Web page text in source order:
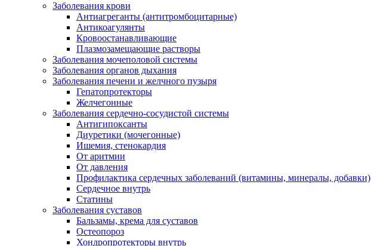
Заболевания крови
Антиагреганты (антитромбоцитарные)
Антикоагулянты
Кровоостанавливающие
Плазмозамещающие растворы
Заболевания мочеполовой системы
Заболевания органов дыхания
Заболевания печени и желчного пузыря
Гепатопротекторы
Желчегонные
Заболевания сердечно-сосудистой системы
Антигипоксанты
Диуретики (мочегонные)
Ишемия, стенокардия
От аритмии
От давления
Профилактика сердечных заболеваний (витамины, минералы, добавки)
Сердечное внутрь
Статины
Заболевания суставов
Бальзамы, крема для суставов
Остеопороз
Хондропротекторы внутрь